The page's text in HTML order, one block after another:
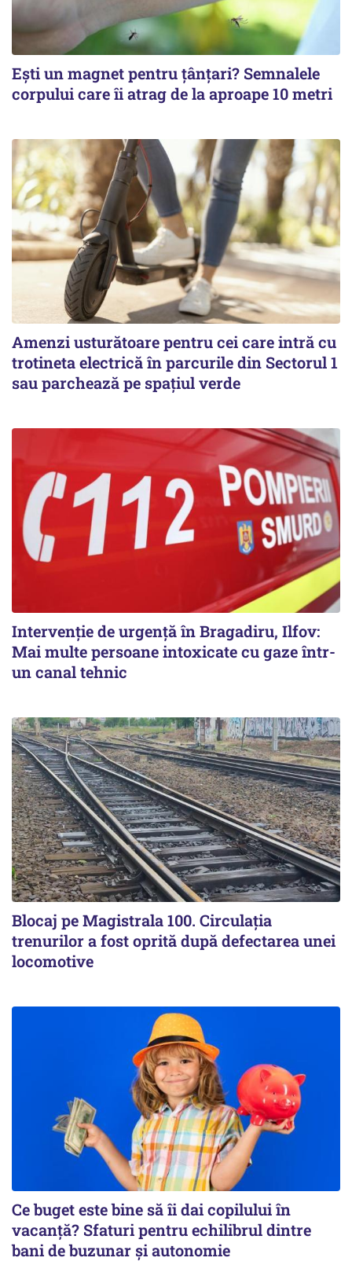
Ești un magnet pentru țânțari? Semnalele
corpului care îi atrag de la aproape 10 metri
Amenzi usturătoare pentru cei care intră cu
trotineta electrică în parcurile din Sectorul 1
sau parchează pe spațiul verde
Intervenție de urgență în Bragadiru, Ilfov:
Mai multe persoane intoxicate cu gaze într-
un canal tehnic
Blocaj pe Magistrala 100. Circulația
trenurilor a fost oprită după defectarea unei
locomotive
Ce buget este bine să îi dai copilului în
vacanță? Sfaturi pentru echilibrul dintre
bani de buzunar și autonomie